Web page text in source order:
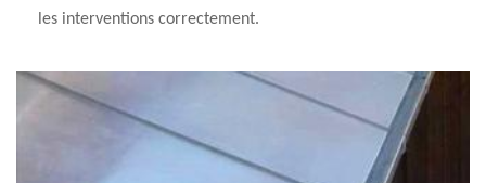
les interventions correctement.